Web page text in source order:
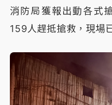
消防局獲報出動各式
159人趕抵搶救，現場